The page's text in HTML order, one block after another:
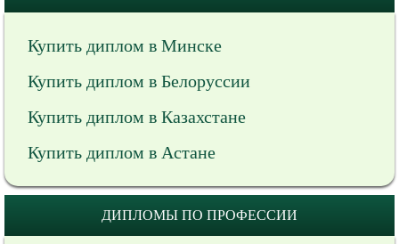
Купить диплом в Минске
Купить диплом в Белоруссии
Купить диплом в Казахстане
Купить диплом в Астане
ДИПЛОМЫ ПО ПРОФЕССИИ